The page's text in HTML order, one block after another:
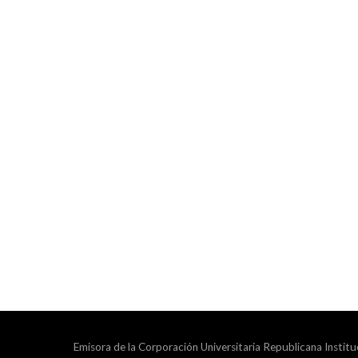
Emisora de la Corporación Universitaria Republicana